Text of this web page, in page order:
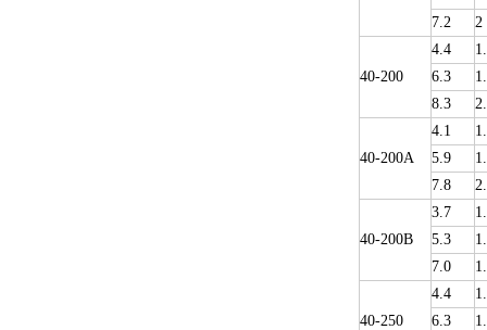
7.2
2
40-200
4.4
6.3
8.3
40-200A
4.1
5.9
7.8
40-200B
3.7
5.3
7.0
40-250
4.4
6.3